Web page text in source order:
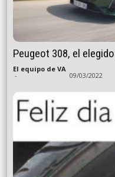
Peugeot 308, el
El equipo de VA
- 09/03/2022